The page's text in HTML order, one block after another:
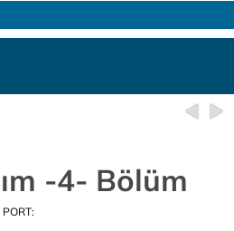
-4- Bölüm
PORT: